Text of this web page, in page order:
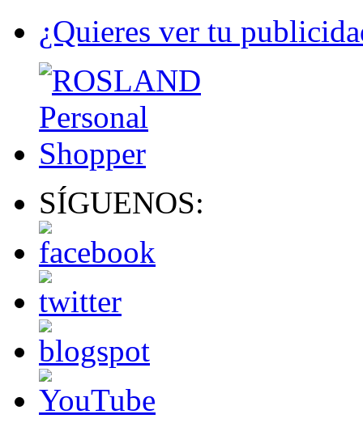
¿Quieres ver tu
SÍGUENOS: